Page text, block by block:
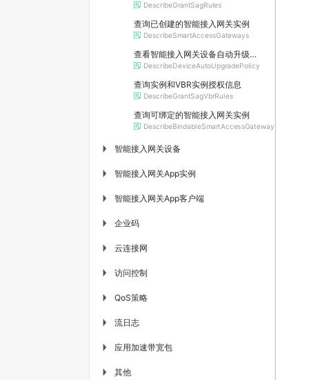
DescribeGrantSagRules
查询已创建的智能接入网关实例
DescribeSmartAccessGateways
查看智能接入网关设备自动升级策略
DescribeDeviceAutoUpgradePolicy
查询实例和VBR实例授权信息
DescribeGrantSagVbrRules
查询可绑定的智能接入网关实例
DescribeBindableSmartAccessGateways
▶ 智能接入网关设备
▶ 智能接入网关App实例
▶ 智能接入网关App客户端
▶ 企业码
▶ 云连接网
▶ 访问控制
▶ QoS策略
▶ 流日志
▶ 应用加速带宽包
▶ 其他